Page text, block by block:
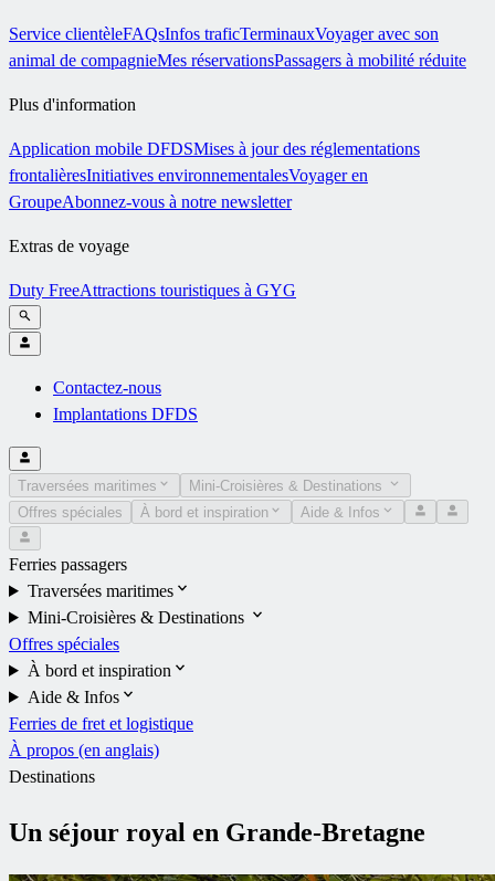
Service clientèleFAQsInfos traficTerminauxVoyager avec son
animal de compagnieMes réservationsPassagers à mobilité réduite
Plus d'information
Application mobile DFDSMises à jour des réglementations
frontalièresInitiatives environnementalesVoyager en
GroupeAbonnez-vous à notre newsletter
Extras de voyage
Duty FreeAttractions touristiques à GYG
Contactez-nous
Implantations DFDS
Traversées maritimes
Mini-Croisières & Destinations
Offres spéciales
À bord et inspiration Aide & Infos
Ferries passagers
Traversées maritimes
Mini-Croisières & Destinations
Offres spéciales
À bord et inspiration
Aide & Infos
Ferries de fret et logistique
À propos (en anglais)
Destinations
Un séjour royal en Grande-Bretagne